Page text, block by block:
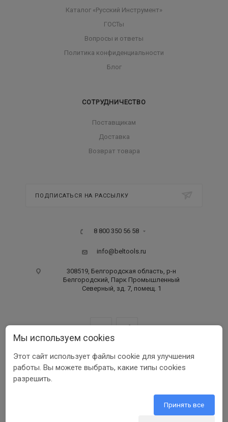
Каталог «Русский Инструмент»
ГОСТы
Вопросы и ответы
Политика конфиденциальности
Блог
СОТРУДНИЧЕСТВО
Поставщикам
Доставка
Возврат товара
ПОДПИСАТЬСЯ НА РАССЫЛКУ
8 800 350 56 58
info@beltools.ru
308519, Белгородская область, р-н
Белгородский, Парк Промышленный
Северный, зд. 7, помещ. 1
ООО ПФ «РУССКИЙ ИНСТРУМЕНТ» ИНН 3123401255
Мы используем cookies
Этот сайт использует файлы cookie для улучшения
работы. Вы можете выбрать, какие типы cookies
разрешить.
Принять все